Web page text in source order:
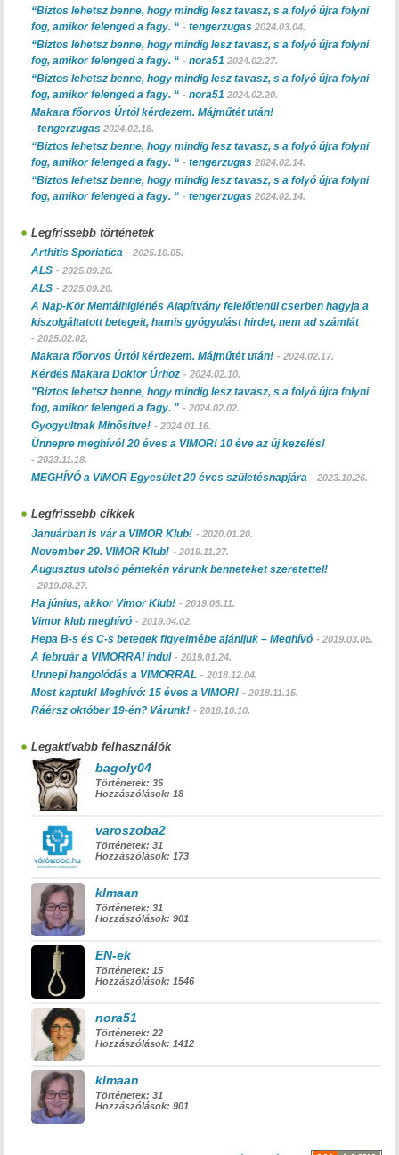
“Biztos lehetsz benne, hogy mindig lesz tavasz, s a folyó újra folyni
fog, amikor felenged a fagy. “ -tengerzugas 2024.03.04.
“Biztos lehetsz benne, hogy mindig lesz tavasz, s a folyó újra folyni
fog, amikor felenged a fagy. “ -nora51 2024.02.27.
“Biztos lehetsz benne, hogy mindig lesz tavasz, s a folyó újra folyni
fog, amikor felenged a fagy. “ -nora51 2024.02.20.
Makara főorvos Úrtól kérdezem. Májműtét után!
-tengerzugas 2024.02.18.
“Biztos lehetsz benne, hogy mindig lesz tavasz, s a folyó újra folyni
fog, amikor felenged a fagy. “ -tengerzugas 2024.02.14.
“Biztos lehetsz benne, hogy mindig lesz tavasz, s a folyó újra folyni
fog, amikor felenged a fagy. “ -tengerzugas 2024.02.14.
Legfrissebb történetek
Arthitis Sporiatica -2025.10.05.
ALS -2025.09.20.
ALS -2025.09.20.
A Nap-Kör Mentálhigiénés Alapítvány felelőtlenül cserben hagyja a
kiszolgáltatott betegeit, hamis gyógyulást hirdet, nem ad számlát
-2025.02.02.
Makara főorvos Úrtól kérdezem. Májműtét után! -2024.02.17.
Kérdés Makara Doktor Úrhoz -2024.02.10.
"Biztos lehetsz benne, hogy mindig lesz tavasz, s a folyó újra folyni
fog, amikor felenged a fagy. " -2024.02.02.
Gyogyultnak Minősitve! -2024.01.16.
Ünnepre meghívó! 20 éves a VIMOR! 10 éve az új kezelés!
-2023.11.18.
MEGHÍVÓ a VIMOR Egyesület 20 éves születésnapjára -2023.10.26.
Legfrissebb cikkek
Januárban is vár a VIMOR Klub! -2020.01.20.
November 29. VIMOR Klub! -2019.11.27.
Augusztus utolsó péntekén várunk benneteket szeretettel!
-2019.08.27.
Ha június, akkor Vimor Klub! -2019.06.11.
Vimor klub meghívó -2019.04.02.
Hepa B-s és C-s betegek figyelmébe ajánljuk – Meghívó -2019.03.05.
A február a VIMORRAl indul -2019.01.24.
Ünnepi hangolódás a VIMORRAL -2018.12.04.
Most kaptuk! Meghívó: 15 éves a VIMOR! -2018.11.15.
Ráérsz október 19-én? Várunk! -2018.10.10.
Legaktívabb felhasználók
bagoly04
Történetek: 35
Hozzászólások: 18
varoszoba2
Történetek: 31
Hozzászólások: 173
klmaan
Történetek: 31
Hozzászólások: 901
EN-ek
Történetek: 15
Hozzászólások: 1546
nora51
Történetek: 22
Hozzászólások: 1412
klmaan
Történetek: 31
Hozzászólások: 901